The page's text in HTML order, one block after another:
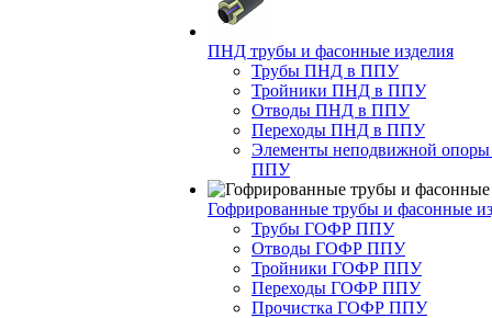
ПНД трубы и фасонные изделия
Трубы ПНД в ППУ
Тройники ПНД в ППУ
Отводы ПНД в ППУ
Переходы ПНД в ППУ
Элементы неподвижной
ППУ
Гофрированные трубы и фасонные
Трубы ГОФР ППУ
Отводы ГОФР ППУ
Тройники ГОФР ППУ
Переходы ГОФР ППУ
Прочистка ГОФР ППУ